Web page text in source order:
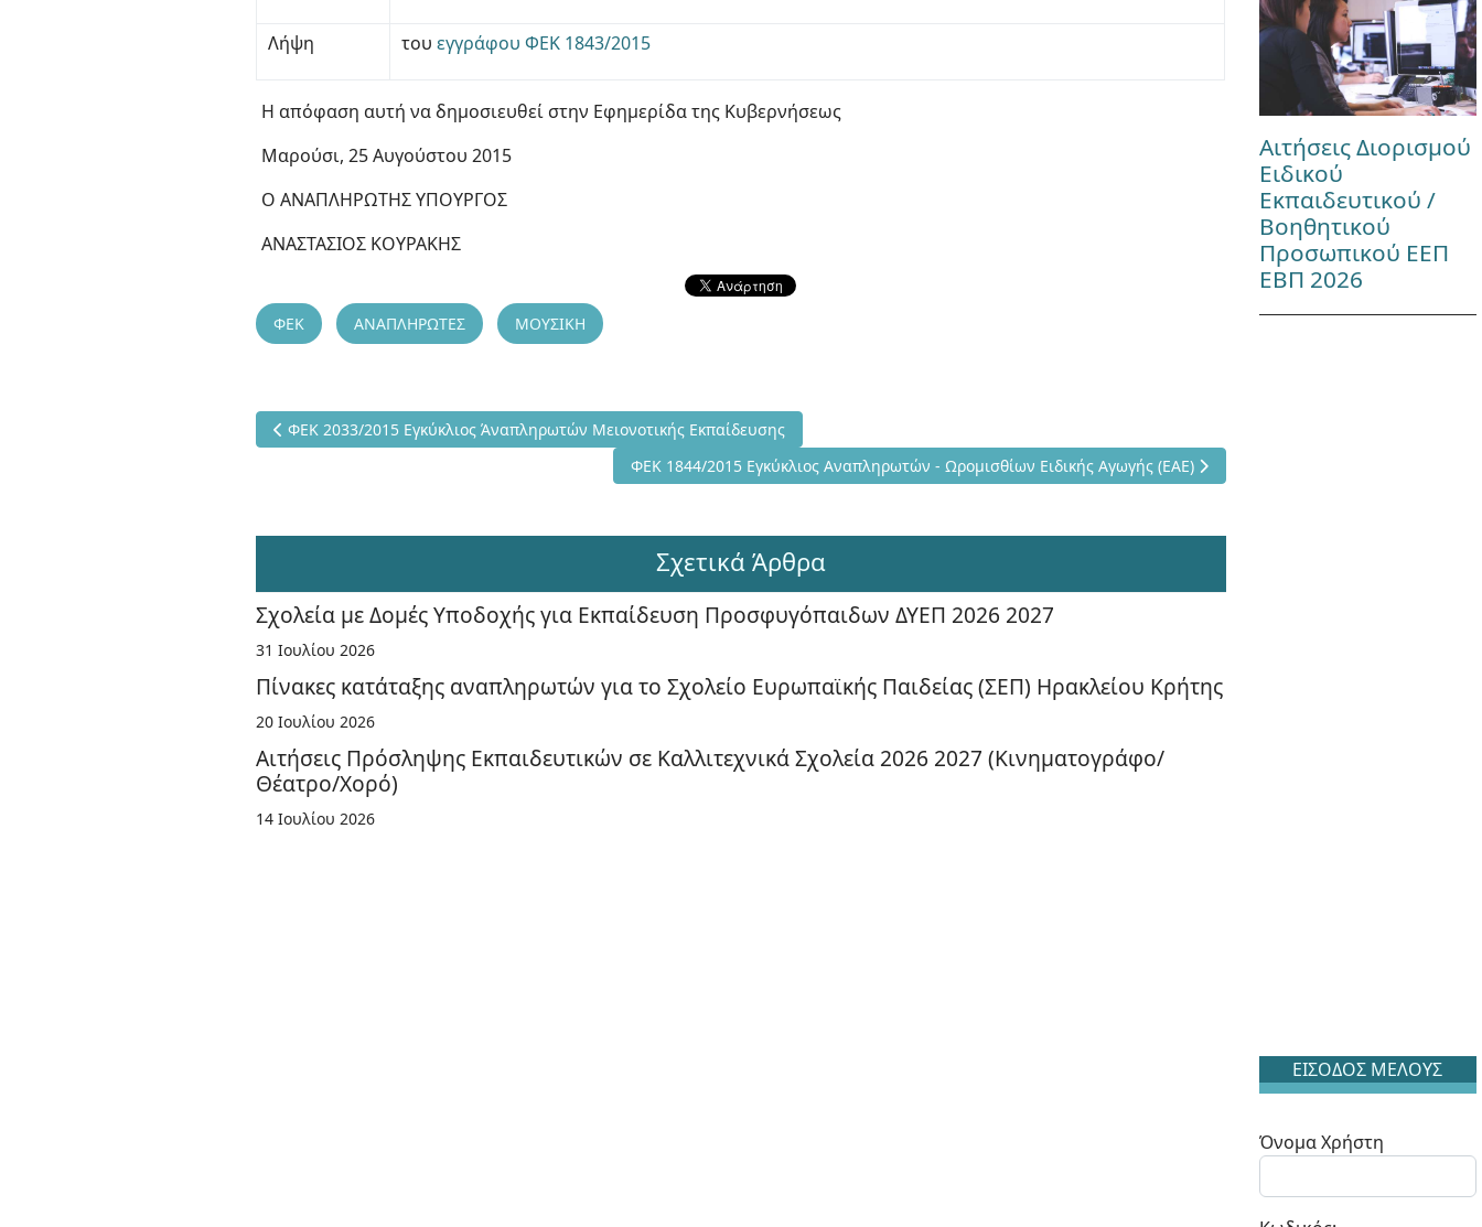
Λήψη τουεγγράφου ΦΕΚ 1843/2015
Η απόφαση αυτή να δημοσιευθεί στην Εφημερίδα της Κυβερνήσεως
Μαρούσι, 25 Αυγούστου 2015
Ο ΑΝΑΠΛΗΡΩΤΗΣ ΥΠΟΥΡΓΟΣ
ΑΝΑΣΤΑΣΙΟΣ ΚΟΥΡΑΚΗΣ
ΦΕΚ ΑΝΑΠΛΗΡΩΤΕΣ ΜΟΥΣΙΚΗ
Προηγούμενο άρθρο: ΦΕΚ 2033/2015 Εγκύκλιος Άναπληρωτών Μειονοτικής Εκπαίδευσης
ΦΕΚ 2033/2015 Εγκύκλιος Άναπληρωτών Μειονοτικής Εκπαίδευσης
Επόμενο άρθρο: ΦΕΚ 1844/2015 Εγκύκλιος Αναπληρωτών - Ωρομισθίων Ειδικής Αγωγής (ΕΑΕ)
ΦΕΚ 1844/2015 Εγκύκλιος Αναπληρωτών - Ωρομισθίων Ειδικής Αγωγής (ΕΑΕ)
Σχετικά Άρθρα
Σχολεία με Δομές Υποδοχής για Εκπαίδευση Προσφυγόπαιδων ΔΥΕΠ 2026 2027
31 Ιουλίου 2026
Πίνακες κατάταξης αναπληρωτών για το Σχολείο Ευρωπαϊκής Παιδείας (ΣΕΠ) Ηρακλείου Κρήτης
20 Ιουλίου 2026
Αιτήσεις Πρόσληψης Εκπαιδευτικών σε Καλλιτεχνικά Σχολεία 2026 2027 (Κινηματογράφο/
Θέατρο/Χορό)
14 Ιουλίου 2026
Αιτήσεις Διορισμού
Ειδικού
Εκπαιδευτικού /
Βοηθητικού
Προσωπικού ΕΕΠ
ΕΒΠ 2026
ΕΙΣΟΔΟΣ ΜΕΛΟΥΣ
Όνομα Χρήστη